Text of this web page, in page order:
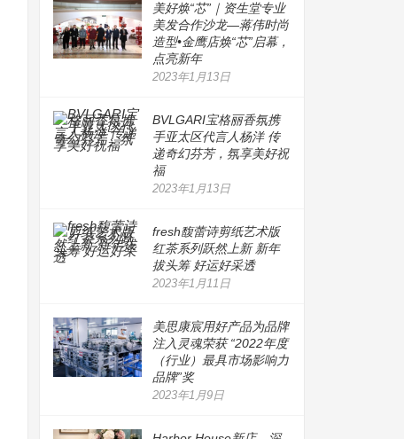
美好焕“芯”｜资生堂专业
美发合作沙龙—蒋伟时尚
造型•金鹰店焕“芯”启幕，
点亮新年
2023年1月13日
BVLGARI宝格丽香氛携
手亚太区代言人杨洋 传
递奇幻芬芳，氛享美好祝
福
2023年1月13日
fresh馥蕾诗剪纸艺术版
红茶系列跃然上新 新年
拔头筹 好运好采透
2023年1月11日
美思康宸用好产品为品牌
注入灵魂荣获 “2022年度
（行业）最具市场影响力
品牌”奖
2023年1月9日